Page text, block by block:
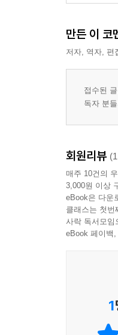
만든 이 코
저자, 역자, 편
접수된
독자 분
회원리뷰
매주 10건의
3,000원 이상
eBook은 다운
클래스는 첫
사락 독서모임
eBook 페이백
1